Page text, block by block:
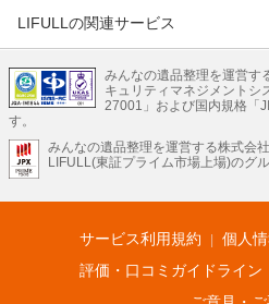
LIFULLの関連サービス
不動産・住宅
引越し 老人ホーム 地
不動産クラウドファンディング 遺品
LIFULL HOME'Sのサービス
不動産・住宅
不動産査定 マンション専門売却査定
不動産アーカイブ
空き家バンク 家
不動産用語集 住まいのお役立ち情報
アプリ 不動産データ 不動
みんなの遺品整理を運営す
キュリティマネジメントシ
27001」および国内規格「
す。
みんなの遺品整理を運営する株式会
LIFULL(東証プライム市場上場)のグ
サービス利用規約
個人
評価・口コミガイドライン